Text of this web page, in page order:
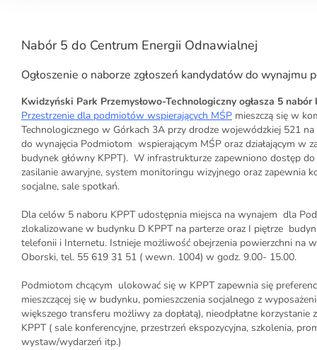
Nabór 5 do Centrum Energii Odnawialnej
Ogłoszenie o naborze zgłoszeń kandydatów do
Kwidzyński Park Przemysłowo-Technologiczny ogłasza 5
Przestrzenie dla podmiotów wspierających MŚP mieszczą się w
Technologicznego w Górkach 3A przy drodze wojewódzkiej 521
do wynajęcia Podmiotom wspierającym MŚP oraz działającym w
budynek główny KPPT). W infrastrukturze zapewniono dostęp
zasilanie awaryjne, system monitoringu wizyjnego oraz zapewnia
socjalne, sale spotkań.
Dla celów 5 naboru KPPT udostępnia miejsca na wynajem dla
zlokalizowane w budynku D KPPT na parterze oraz I piętrze
telefonii i Internetu. Istnieje możliwość obejrzenia powierzchni na
Oborski, tel. 55 619 31 51 ( wewn. 1004) w godz. 9.00- 15.00.
Podmiotom chcącym ulokować się w KPPT zapewnia się
mieszczącej się w budynku, pomieszczenia socjalnego z
większego transferu możliwy za dopłatą), nieodpłatne
KPPT ( sale konferencyjne, przestrzeń ekspozycyjna, szkolenia,
wystaw/wydarzeń itp.)